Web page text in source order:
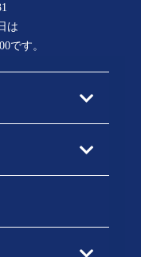
は
です。